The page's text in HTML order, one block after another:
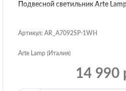
Подвесной светильник Arte
Артикул: AR_A7092SP-1WH
Arte Lamp (Италия)
14 990